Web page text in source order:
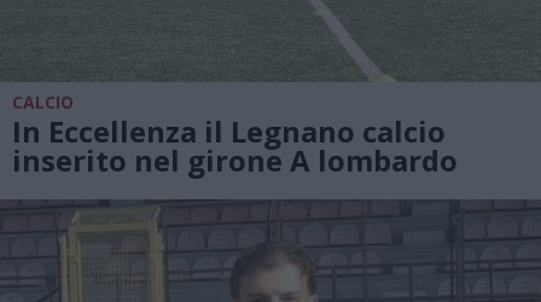
CALCIO
In Eccellenza il Legnano calcio
inserito nel girone A lombardo